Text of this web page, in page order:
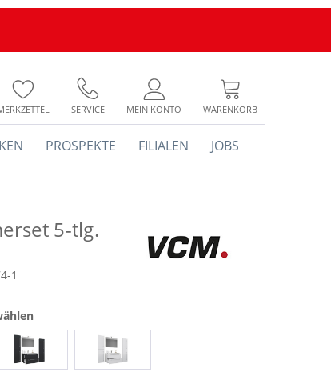
SERVICE MEIN KONTO WARENKORB
PROSPEKTE FILIALEN JOBS
5-tlg.
1